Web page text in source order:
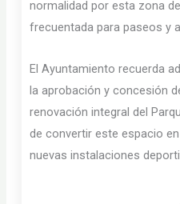
normalidad por esta zona
frecuentada para paseos y
El Ayuntamiento recuerda
la aprobación y concesión
renovación integral del
de convertir este espacio
nuevas instalaciones